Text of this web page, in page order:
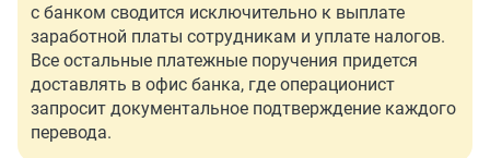
с банком сводится исключительно к выплате
заработной платы сотрудникам и уплате налогов.
Все остальные платежные поручения придется
доставлять в офис банка, где операционист
запросит документальное подтверждение каждого
перевода.